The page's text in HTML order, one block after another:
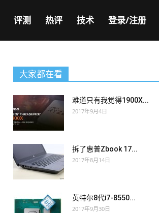
评测 热评 技术 登录/注册
大家都在看
难道只有我觉得1900X...
2017年9月4日
拆了惠普Zbook 17...
2017年8月14日
英特尔8代i7-8550...
2017年9月30日